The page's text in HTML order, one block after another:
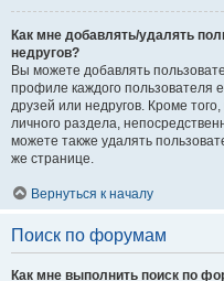
Как мне добавлять/удалять
недругов?
Вы можете добавлять
профиле каждого пользователя
друзей или недругов. Кроме
личного раздела,
можете также удалять
же странице.
Вернуться к началу
Поиск по форумам
Как мне выполнить поиск по